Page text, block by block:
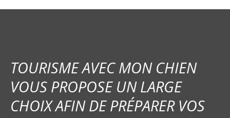
TOURISME AVEC MON CHIEN
VOUS PROPOSE UN LARGE
CHOIX AFIN DE PRÉPARER VOS